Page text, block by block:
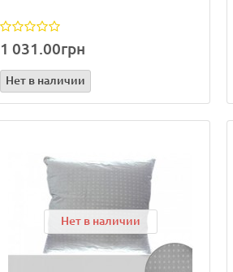
1 031.00грн
Нет в наличии
Нет в наличии